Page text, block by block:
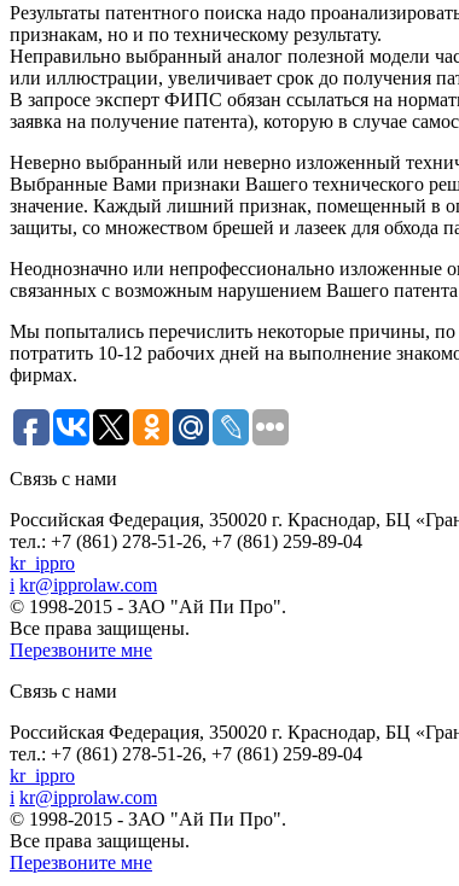
Результаты патентного поиска надо
признакам, но и по техническому результату.
Неправильно выбранный аналог полезной модели
или иллюстрации, увеличивает срок до получения
В запросе эксперт ФИПС обязан ссылаться на
заявка на получение патента), которую в случае
Неверно выбранный или неверно изложенный
Выбранные Вами признаки Вашего технического
значение. Каждый лишний признак, помещенный в
защиты, со множеством брешей и лазеек для обхода
Неоднозначно или непрофессионально изложенные
связанных с возможным нарушением Вашего
Мы попытались перечислить некоторые причины, по
потратить 10-12 рабочих дней на выполнение
фирмах.
Связь с нами
Российская Федерация, 350020 г. Краснодар, БЦ
тел.: +7 (861) 278-51-26, +7 (861) 259-89-04
kr_ippro
i kr@ipprolaw.com
© 1998-2015 - ЗАО "Ай Пи Про".
Все права защищены.
Перезвоните мне
Связь с нами
Российская Федерация, 350020 г. Краснодар, БЦ
тел.: +7 (861) 278-51-26, +7 (861) 259-89-04
kr_ippro
i kr@ipprolaw.com
© 1998-2015 - ЗАО "Ай Пи Про".
Все права защищены.
Перезвоните мне